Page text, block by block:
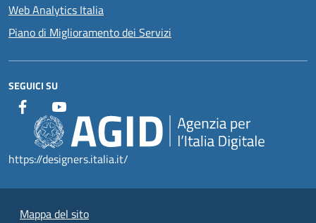
Web Analytics Italia
Piano di Miglioramento dei Servizi
SEGUICI SU
https://designers.italia.it/
Mappa del sito